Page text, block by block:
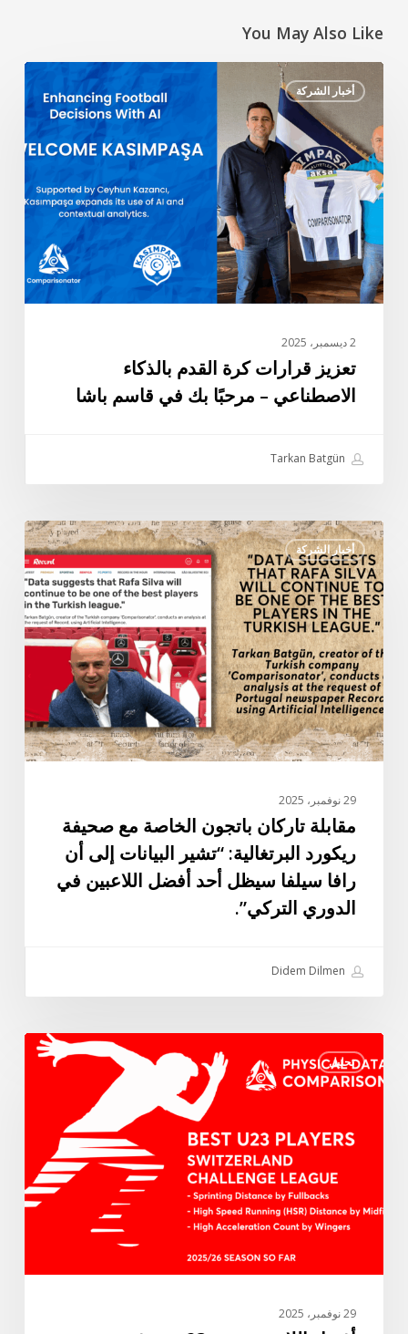
You May Also Like
أخبار الشركة
تعزيز
قرارات
القدم
بالذكاء
الاصطناعي
مرحبًا
بك
في
قاسم
2 ديسمبر، 2025
تعزيز قرارات كرة القدم بالذكاء
الاصطناعي – مرحبًا بك في قاسم باشا
أخبار الشركة
مقابلة
تاركان
باتجون
الخاصة
مع
صحيفة
ريكورد
البرتغالية:
“تشير
البيانات
سيظل
الدوري
29 نوفمبر، 2025
مقابلة تاركان باتجون الخاصة مع صحيفة
ريكورد البرتغالية: “تشير البيانات إلى أن
رافا سيلفا سيظل أحد أفضل اللاعبين في
الدوري التركي”.
تحليلاللاعبين
تحت
التحدي
السويسري
29 نوفمبر، 2025